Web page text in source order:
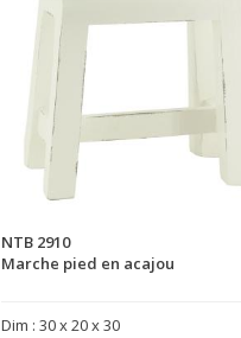
NTB 2910
Marche pied en acajou
Dim : 30 x 20 x 30